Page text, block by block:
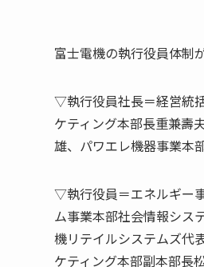
富士電機の執行役員体制
▽執行役員社長＝経営統
ケティング本部長重兼壽
雄、パワエレ機器事業本
▽執行役員＝エネルギー
ム事業本部社会情報シス
機リテイルシステムズ代
ケティング本部副本部長